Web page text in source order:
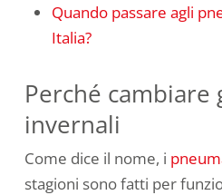
Quando passare agli
Italia?
Perché cambiare
invernali
Come dice il nome, i
stagioni sono fatti per